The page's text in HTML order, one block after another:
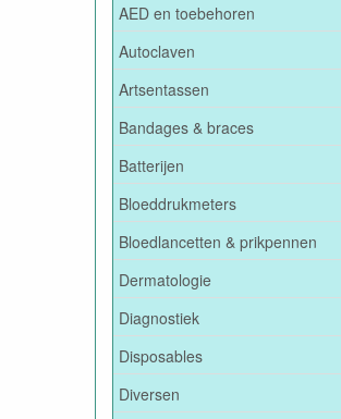
AED en toebehoren
Autoclaven
Artsentassen
Bandages & braces
Batterijen
Bloeddrukmeters
Bloedlancetten & prikpennen
Dermatologie
Diagnostiek
Disposables
Diversen